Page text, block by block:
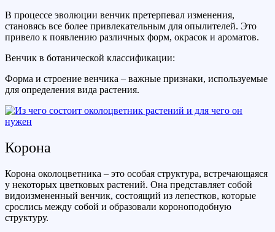
В процессе эволюции венчик претерпевал изменения,
становясь все более привлекательным для опылителей. Это
привело к появлению различных форм, окрасок и ароматов.
Венчик в ботанической классификации:
Форма и строение венчика – важные признаки, используемые
для определения вида растения.
Корона
Корона околоцветника – это особая структура, встречающаяся
у некоторых цветковых растений. Она представляет собой
видоизмененный венчик, состоящий из лепестков, которые
срослись между собой и образовали короноподобную
структуру.